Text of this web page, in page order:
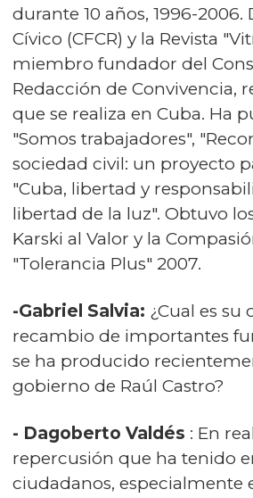
durante 10 años, 1996-
Cívico (CFCR) y la Revista
miembro fundador del
Redacción de Convivencia,
que se realiza en Cuba. Ha
"Somos trabajadores",
sociedad civil: un proyecto
"Cuba, libertad y
libertad de la luz". Obtuvo
Karski al Valor y la
"Tolerancia Plus" 2007.
-Gabriel Salvia: ¿Cual es su
recambio de importantes
se ha producido
gobierno de Raúl Castro?
- Dagoberto Valdés : En
repercusión que ha tenido
ciudadanos, especialmente